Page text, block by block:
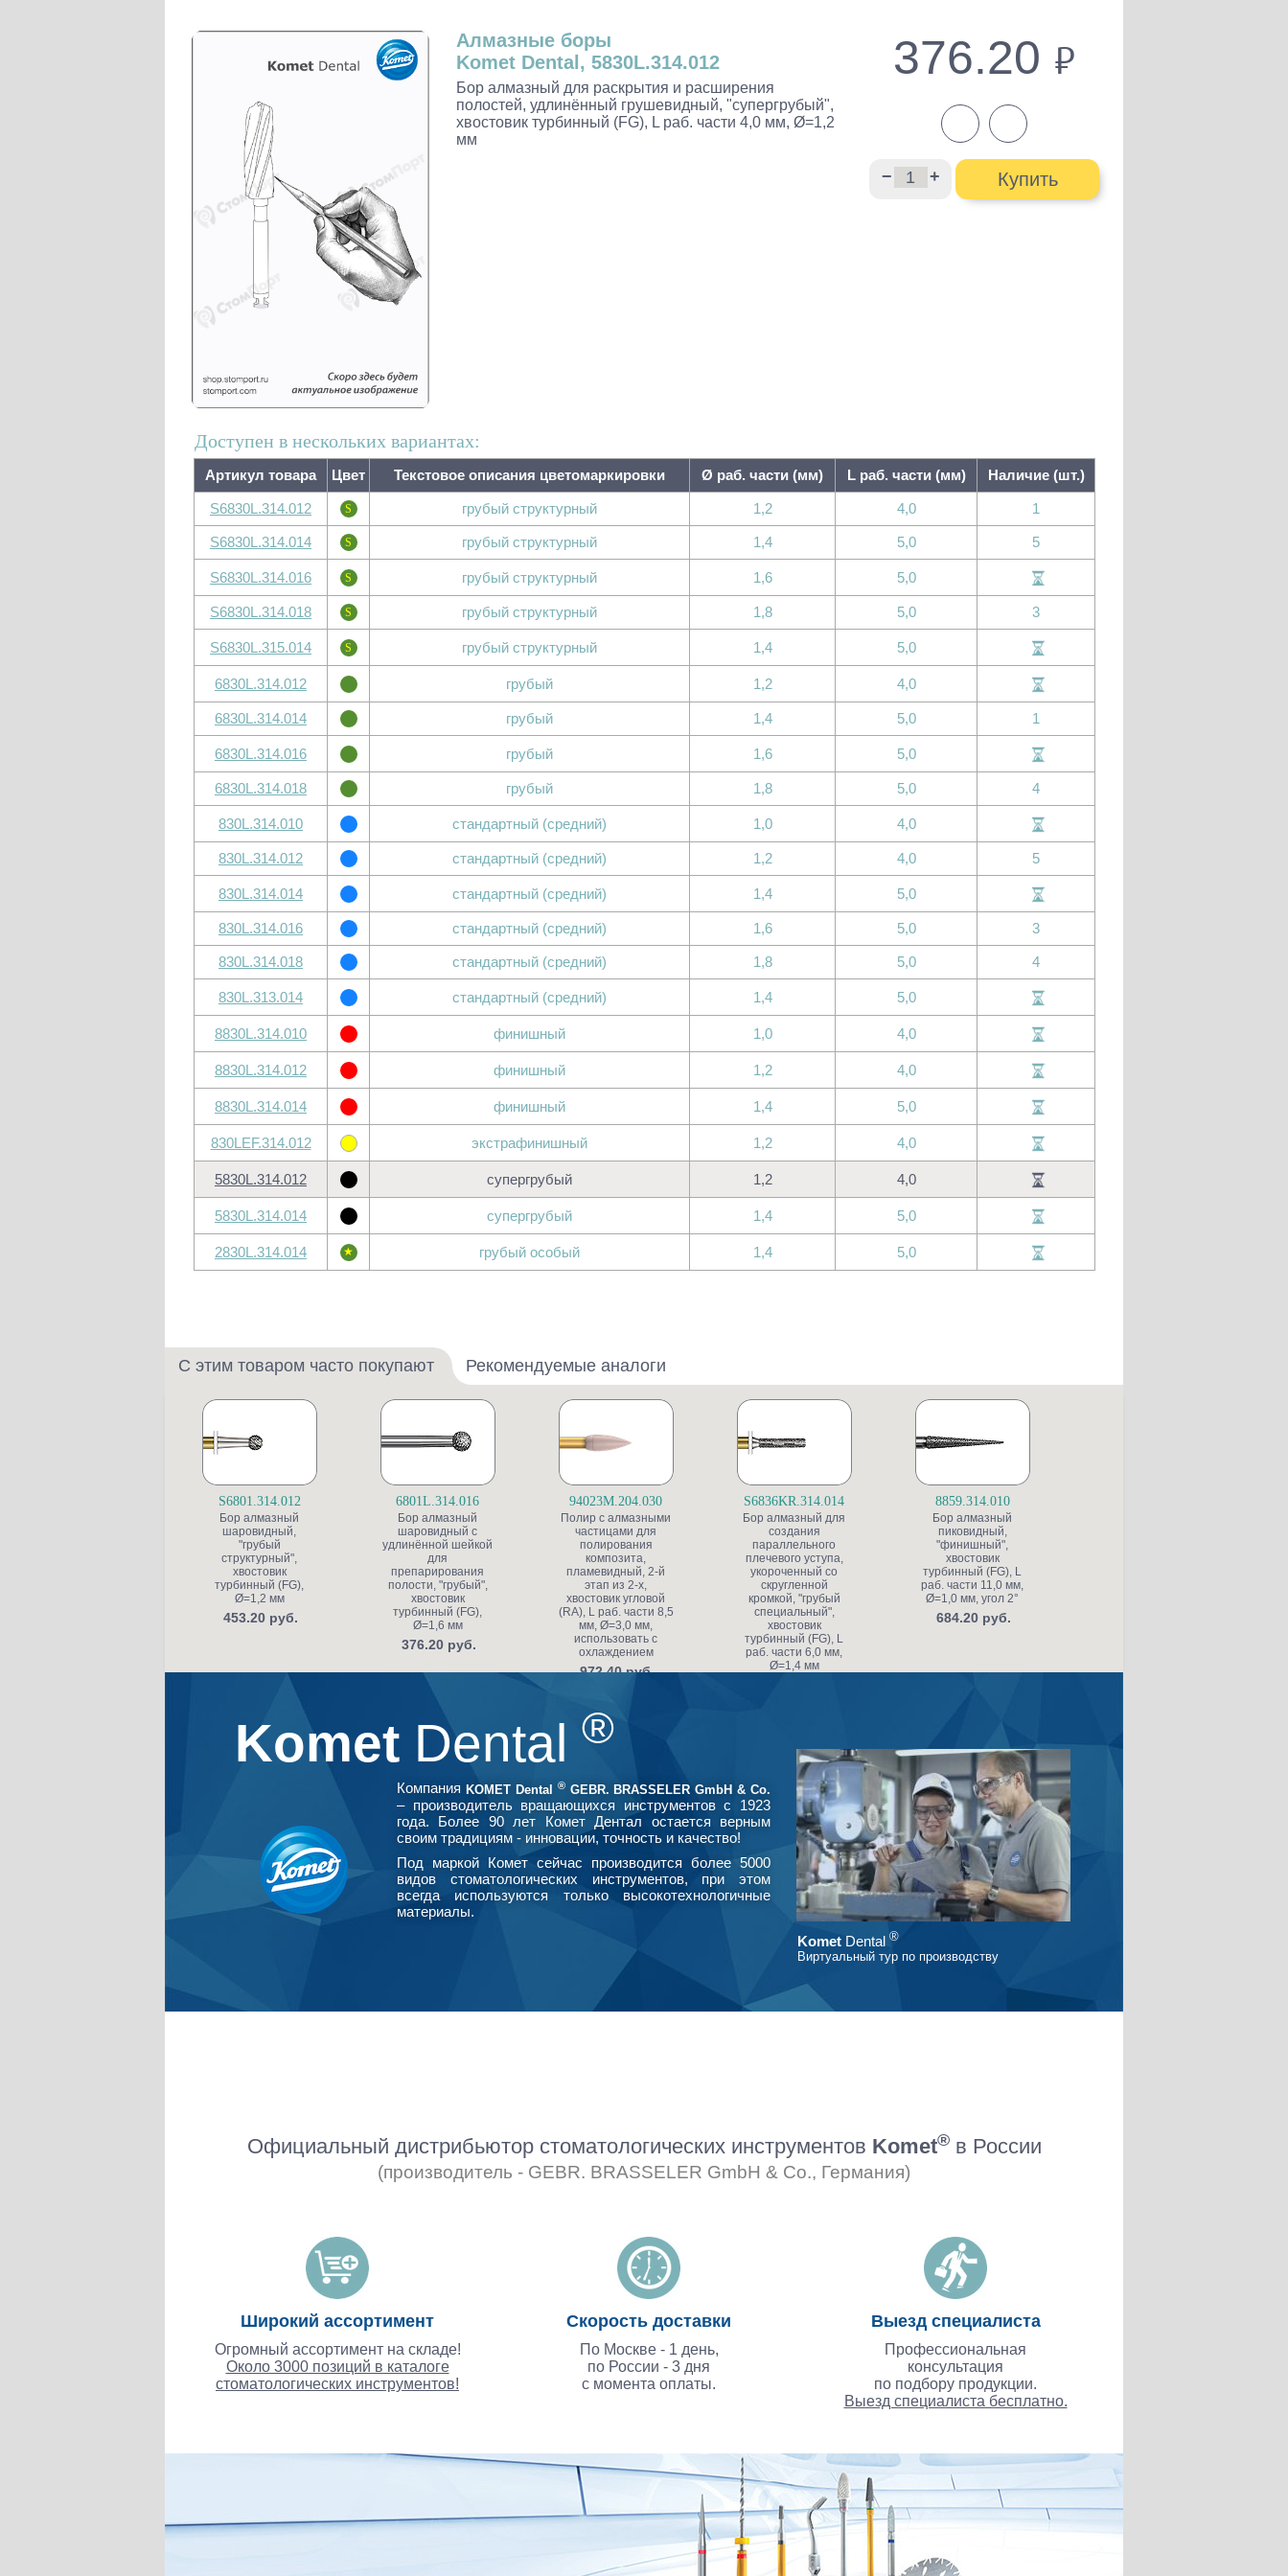
Наконечники и переходники KaVo
376.20 руб.
− + Купить
Алмазные боры
Komet Dental, 5830L.314.012
Бор алмазный для раскрытия и расширения
полостей, удлинённый грушевидный, "супергрубый",
хвостовик турбинный (FG), L раб. части 4,0 мм, Ø=1,2
мм
Доступен в нескольких вариантах:
Артикул товара Цвет Текстовое описания цветомаркировки Ø раб. части (мм) L раб. части (мм) Наличие (шт.)
S6830L.314.012 грубый структурный 1,2 4,0 1
S6830L.314.014 грубый структурный 1,4 5,0 5
S6830L.314.016 грубый структурный 1,6 5,0
S6830L.314.018 грубый структурный 1,8 5,0 3
S6830L.315.014 грубый структурный 1,4 5,0
6830L.314.012 грубый 1,2 4,0
6830L.314.014 грубый 1,4 5,0 1
6830L.314.016 грубый 1,6 5,0
6830L.314.018 грубый 1,8 5,0 4
830L.314.010 стандартный (средний) 1,0 4,0
830L.314.012 стандартный (средний) 1,2 4,0 5
830L.314.014 стандартный (средний) 1,4 5,0
830L.314.016 стандартный (средний) 1,6 5,0 3
830L.314.018 стандартный (средний) 1,8 5,0 4
830L.313.014 стандартный (средний) 1,4 5,0
8830L.314.010 финишный 1,0 4,0
8830L.314.012 финишный 1,2 4,0
8830L.314.014 финишный 1,4 5,0
830LEF.314.012 экстрафинишный 1,2 4,0
5830L.314.012 супергрубый 1,2 4,0
5830L.314.014 супергрубый 1,4 5,0
2830L.314.014 грубый особый 1,4 5,0
С этим товаром часто покупают Рекомендуемые аналоги
S6801.314.012
Бор алмазный
шаровидный,
"грубый
структурный",
хвостовик
турбинный (FG),
Ø=1,2 мм
453.20 руб.
6801L.314.016
Бор алмазный
шаровидный с
удлинённой шейкой
для
препарирования
полости, "грубый",
хвостовик
турбинный (FG),
Ø=1,6 мм
376.20 руб.
94023M.204.030
Полир с алмазными
частицами для
полирования
композита,
пламевидный, 2-й
этап из 2-х,
хвостовик угловой
(RA), L раб. части 8,5
мм, Ø=3,0 мм,
использовать с
охлаждением
972.40 руб.
S6836KR.314.014
Бор алмазный для
создания
параллельного
плечевого уступа,
укороченный со
скругленной
кромкой, "грубый
специальный",
хвостовик
турбинный (FG), L
раб. части 6,0 мм,
Ø=1,4 мм
8859.314.010
Бор алмазный
пиковидный,
"финишный",
хвостовик
турбинный (FG), L
раб. части 11,0 мм,
Ø=1,0 мм, угол 2°
684.20 руб.
Komet Dental ®
Компания KOMET Dental ®GEBR. BRASSELER GmbH & Co.
– производитель вращающихся инструментов с 1923
года. Более 90 лет Комет Дентал остается верным
своим традициям - инновации, точность и качество!
Под маркой Комет сейчас производится более 5000
видов стоматологических инструментов, при этом
всегда используются только высокотехнологичные
материалы.
Komet Dental ®
Виртуальный тур по производству
Официальный дистрибьютор стоматологических инструментов Komet®в России
(производитель - GEBR. BRASSELER GmbH & Co., Германия)
Широкий ассортимент
Огромный ассортимент на складе!
Около 3000 позиций в каталоге
стоматологических инструментов!
Скорость доставки
По Москве - 1 день,
по России - 3 дня
с момента оплаты.
Выезд специалиста
Профессиональная
консультация
по подбору продукции.
Выезд специалиста бесплатно.